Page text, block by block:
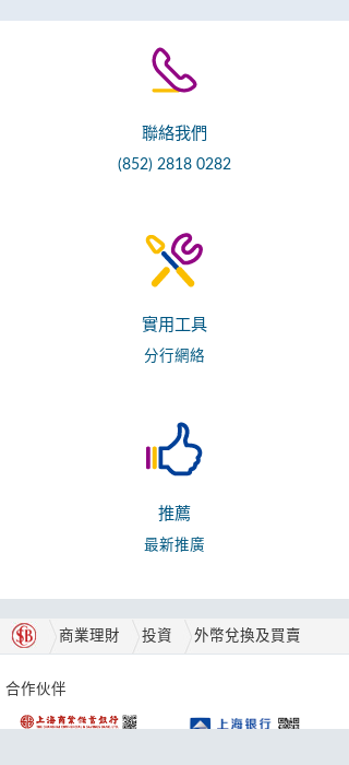
聯絡我們
(852) 2818 0282
實用工具
分行網絡
推薦
最新推廣
商業理財 投資 外幣兌換及買賣
合作伙伴